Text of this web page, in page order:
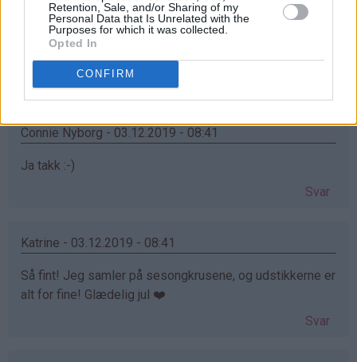
Retention, Sale, and/or Sharing of my
Personal Data that Is Unrelated with the
Purposes for which it was collected.
Opted In
CONFIRM
Inger Turid - 03.12.2019 - 08:40
Connie Nyborg - 03.12.2019 - 08:41
Ja takk :-)
Svar
Katrine - 03.12.2019 - 08:41
Så fint! Jeg samler på sesongkrusene, og udstikkerne er
alt for fine! Glædelig jul ❤️
Svar